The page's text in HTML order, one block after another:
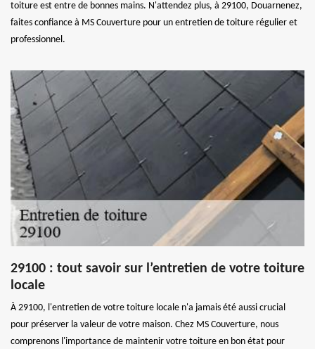
toiture est entre de bonnes mains. N'attendez plus, à 29100, Douarnenez,
faites confiance à MS Couverture pour un entretien de toiture régulier et
professionnel.
29100 : tout savoir sur l’entretien de votre toiture
locale
À 29100, l'entretien de votre toiture locale n'a jamais été aussi crucial
pour préserver la valeur de votre maison. Chez MS Couverture, nous
comprenons l'importance de maintenir votre toiture en bon état pour